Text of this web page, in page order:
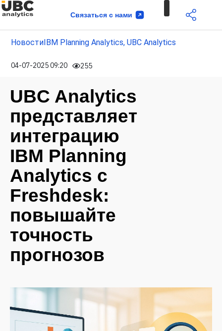
Связаться с нами
НовостиIBM Planning Analytics,UBC Analytics
04-07-2025 09:20 255
UBC Analytics
представляет
интеграцию
IBM Planning
Analytics с
Freshdesk:
повышайте
точность
прогнозов